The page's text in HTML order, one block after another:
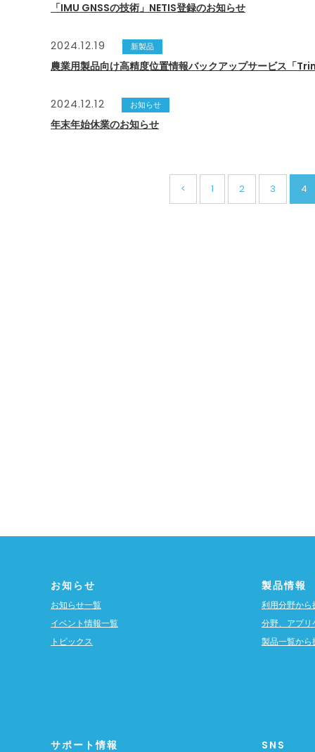
「IMU GNSSの技術」NETIS登録のお知らせ
2024.12.19 新製品
農業用製品向け高精度位置情報バックアップサービス「
2024.12.12 お知らせ
年末年始休業のお知らせ
< 1 2 3 4
お知らせ
お知らせ一覧
イベント情報一覧
トピックス
製品情報
利用分野から
分野、アプ
製品一覧から
サポート情報 SNS